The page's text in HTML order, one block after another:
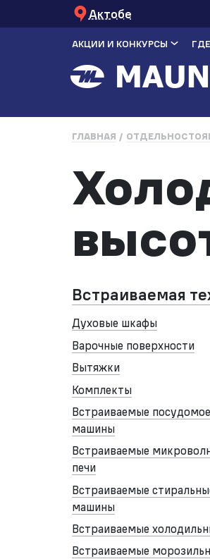
Актобе
АКЦИИ И КОНКУРСЫ
ГЛАВНАЯ
Встраиваемая
Духовые шкафы
Варочные поверхности
Вытяжки
Комплекты
Встраиваемые
машины
Встраиваемые
печи
Встраиваемые
машины
Встраиваемые
Встраиваемые